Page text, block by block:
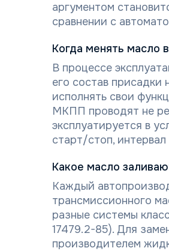
аргументом
сравнении с
Когда менять масло
В процессе
его состав присадки
исполнять свои
МКПП проводят не
эксплуатируется в
старт/стоп,
Какое масло
Каждый
трансмиссионного
разные системы
17479.2-85). Для
производителем